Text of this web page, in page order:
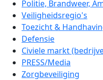
Politie, Brandweer,
Veiligheidsregio's
Toezicht &
Defensie
Civiele markt
PRESS/Media
Zorgbeveiliging